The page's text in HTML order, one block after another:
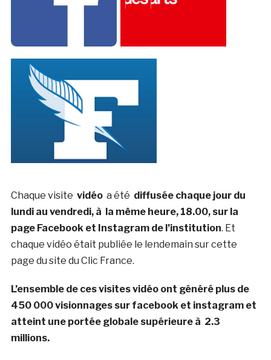
Chaque visite vidéo a été diffusée chaque jour du
lundi au vendredi, à la même heure, 18.00, sur la
page Facebook et Instagram de l’institution. Et
chaque vidéo était publiée le lendemain sur cette
page du site du Clic France.
L’ensemble de ces visites vidéo ont généré plus de
450 000 visionnages sur facebook et instagram et
atteint une portée globale supérieure à 2.3
millions.